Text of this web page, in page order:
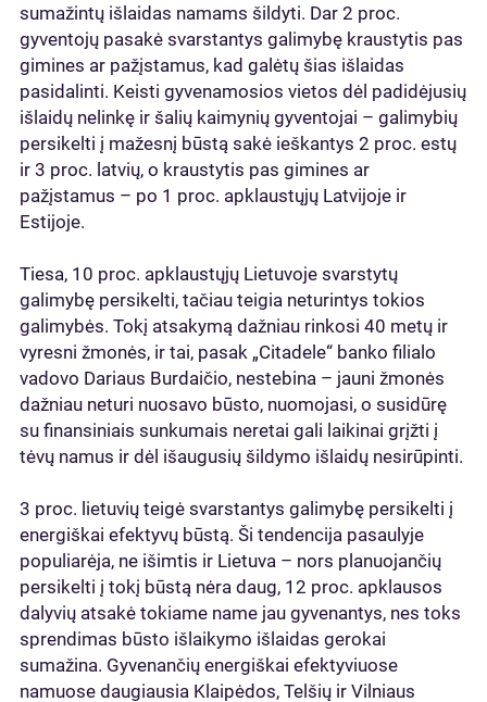
sumažintų išlaidas namams šildyti. Dar 2 proc.
gyventojų pasakė svarstantys galimybę kraustytis pas
gimines ar pažįstamus, kad galėtų šias išlaidas
pasidalinti. Keisti gyvenamosios vietos dėl padidėjusių
išlaidų nelinkę ir šalių kaimynių gyventojai – galimybių
persikelti į mažesnį būstą sakė ieškantys 2 proc. estų
ir 3 proc. latvių, o kraustytis pas gimines ar
pažįstamus – po 1 proc. apklaustųjų Latvijoje ir
Estijoje.
Tiesa, 10 proc. apklaustųjų Lietuvoje svarstytų
galimybę persikelti, tačiau teigia neturintys tokios
galimybės. Tokį atsakymą dažniau rinkosi 40 metų ir
vyresni žmonės, ir tai, pasak „Citadele“ banko filialo
vadovo Dariaus Burdaičio, nestebina – jauni žmonės
dažniau neturi nuosavo būsto, nuomojasi, o susidūrę
su finansiniais sunkumais neretai gali laikinai grįžti į
tėvų namus ir dėl išaugusių šildymo išlaidų nesirūpinti.
3 proc. lietuvių teigė svarstantys galimybę persikelti į
energiškai efektyvų būstą. Ši tendencija pasaulyje
populiarėja, ne išimtis ir Lietuva – nors planuojančių
persikelti į tokį būstą nėra daug, 12 proc. apklausos
dalyvių atsakė tokiame name jau gyvenantys, nes toks
sprendimas būsto išlaikymo išlaidas gerokai
sumažina. Gyvenančių energiškai efektyviuose
namuose daugiausia Klaipėdos, Telšių ir Vilniaus